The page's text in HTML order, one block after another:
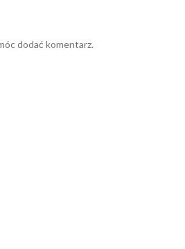
dodać komentarz.